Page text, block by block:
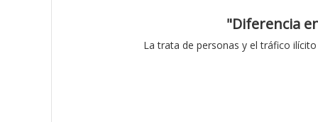
"Diferencia
La trata de personas y el tráfico